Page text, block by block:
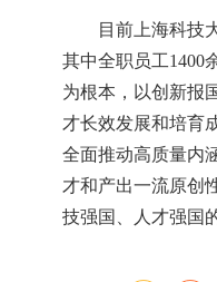
目前上海科技
其中全职员工1400
为根本，以创新报
才长效发展和培育
全面推动高质量内
才和产出一流原创
技强国、人才强国